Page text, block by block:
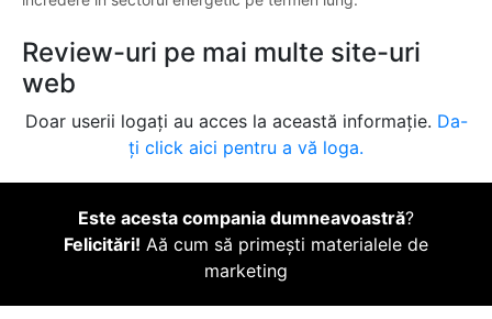
Review-uri pe mai multe site-uri
web
Doar userii logați au acces la această informație. Da-
ți click aici pentru a vă loga.
Este acesta compania dumneavoastră?
Felicitări! Aă cum să primești materialele de
marketing